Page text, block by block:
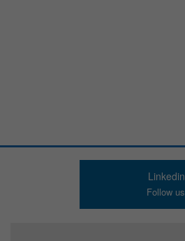
Linkedin
Follow us